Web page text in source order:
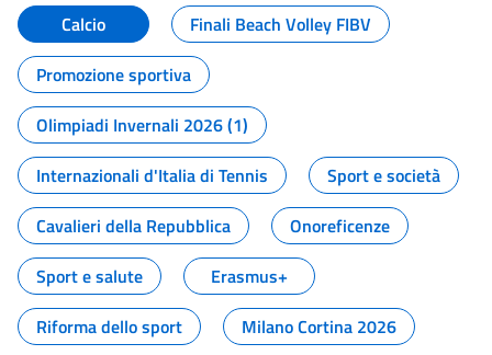
Calcio
Finali Beach Volley FIBV
Promozione sportiva
Olimpiadi Invernali 2026 (1)
Internazionali d'Italia di Tennis
Sport e società
Cavalieri della Repubblica
Onoreficenze
Sport e salute
Erasmus+
Riforma dello sport
Milano Cortina 2026